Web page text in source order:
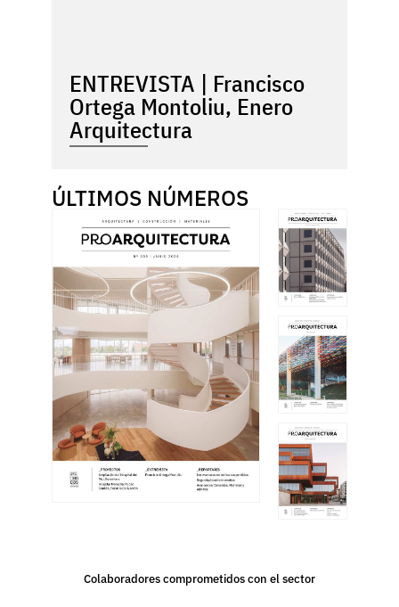
ENTREVISTA | Francisco
Ortega Montoliu, Enero
Arquitectura
ÚLTIMOS NÚMEROS
Colaboradores comprometidos con el sector